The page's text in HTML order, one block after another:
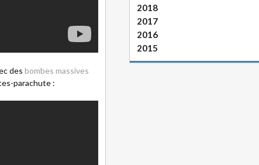
des bombes massives
parachute :
2018
2017
2016
2015